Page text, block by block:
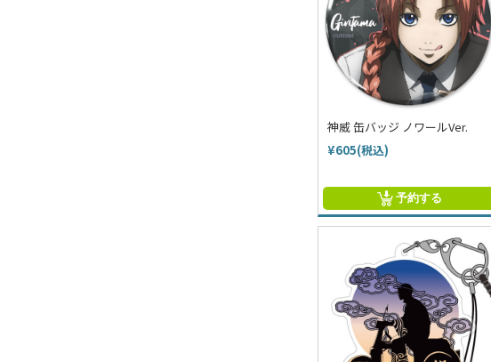
神威 缶バッジ ノワールVer.
¥605(税込)
予約する